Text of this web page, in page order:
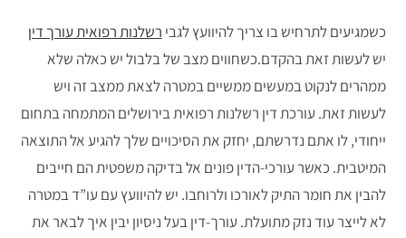
כשמגיעים לתרחיש בו צריך להיוועץ לגבי רשלנות רפואית עורך דין
יש לעשות זאת בהקדם.כשחווים מצב של בלבול יש כאלה שלא
ממהרים לנקוט במעשים ממשיים במטרה לצאת ממצב זה ויש
לעשות זאת. עורכת דין רשלנות רפואית בירושלים המתמחה בתחום
ייחודי, לו אתם נדרשתם, יחזק את הסיכויים שלך להגיע אל התוצאה
המיטבית. כאשר עורכי-הדין פונים אל בדיקה משפטית הם חייבים
להבין את חומר התיק לאורכו ולרוחבו. יש להיוועץ עם עו”ד במטרה
לא לייצר עוד נזק מתועלת. עורך-דין בעל ניסיון יבין איך לבאר את